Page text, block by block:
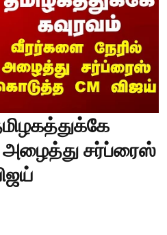
அழைத்து சர்ப்ரைஸ்